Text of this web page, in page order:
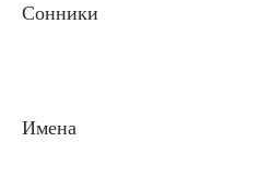
Сонники
Имена